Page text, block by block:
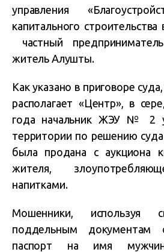
управления
капитального
частный
житель Алушты.
Как указано в приговоре
располагает «Центр», в
года начальник ЖЭУ № 2
территории по решению
была продана с аукциона
жителя,
напитками.
Мошенники, используя
поддельным документам
паспорт на имя